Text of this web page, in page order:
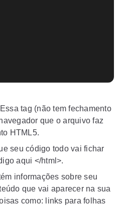
tag (não tem fechamento
que o arquivo faz
HTML5.
seu código todo vai fichar
aqui </html>.
informações sobre seu
que vai aparecer na sua
como: links para folhas